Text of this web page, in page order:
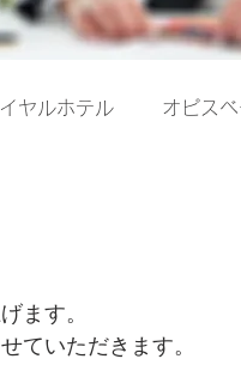
ヤルホテル オピス
ます。
ていただきます。